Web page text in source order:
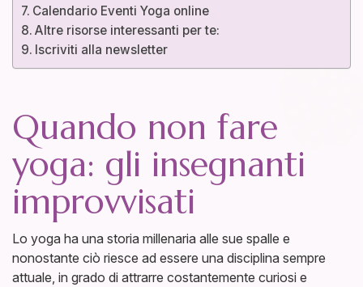
Calendario Eventi Yoga online
Altre risorse interessanti per te:
Iscriviti alla newsletter
Quando non fare
yoga: gli insegnanti
improvvisati
Lo yoga ha una storia millenaria alle sue spalle e
nonostante ciò riesce ad essere una disciplina sempre
attuale, in grado di attrarre costantemente curiosi e